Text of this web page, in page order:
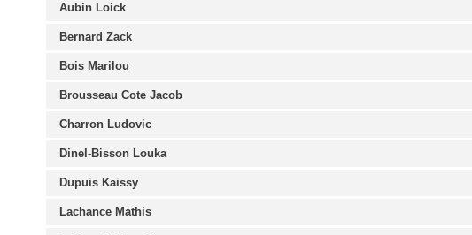
Aubin Loick
Bernard Zack
Bois Marilou
Brousseau Cote Jacob
Charron Ludovic
Dinel-Bisson Louka
Dupuis Kaissy
Lachance Mathis